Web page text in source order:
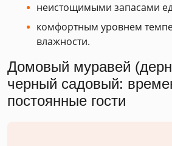
неистощимыми запасами
комфортным уровнем
влажности.
Домовый муравей
черный садовый:
постоянные гости